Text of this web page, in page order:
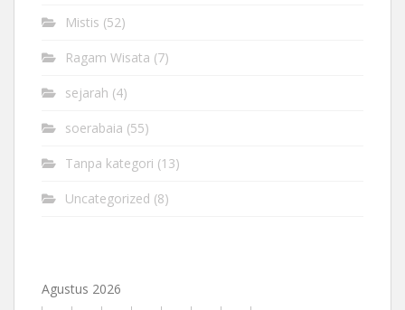
Mistis (52)
Ragam Wisata (7)
sejarah (4)
soerabaia (55)
Tanpa kategori (13)
Uncategorized (8)
Agustus 2026